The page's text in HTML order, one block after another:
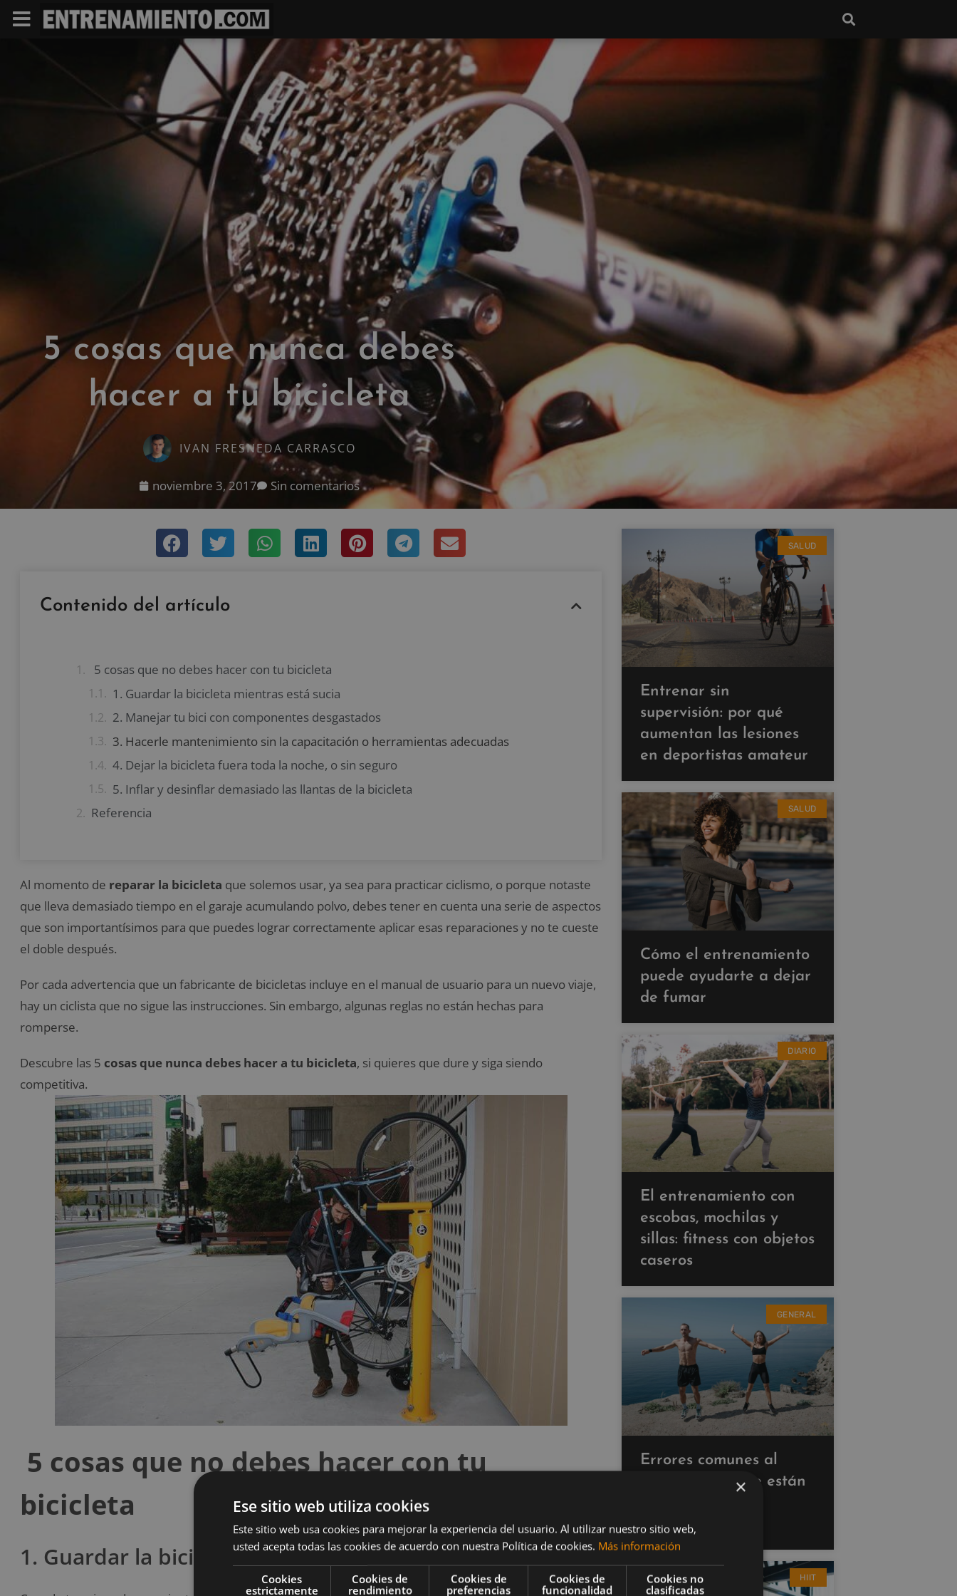
5 cosas que nunca debes
hacer a tu bicicleta
IVAN FRESNEDA CARRASCO
noviembre 3, 2017 Sin comentarios
Contenido del artículo
5 cosas que no debes hacer con tu bicicleta
1. Guardar la bicicleta mientras está sucia
2. Manejar tu bici con componentes desgastados
3. Hacerle mantenimiento sin la capacitación o herramientas adecuadas
4. Dejar la bicicleta fuera toda la noche, o sin seguro
5. Inflar y desinflar demasiado las llantas de la bicicleta
Referencia
Al momento de reparar la bicicleta que solemos usar, ya sea para practicar ciclismo, o porque notaste
que lleva demasiado tiempo en el garaje acumulando polvo, debes tener en cuenta una serie de aspectos
que son importantísimos para que puedes lograr correctamente aplicar esas reparaciones y no te cueste
el doble después.
Por cada advertencia que un fabricante de bicicletas incluye en el manual de usuario para un nuevo viaje,
hay un ciclista que no sigue las instrucciones. Sin embargo, algunas reglas no están hechas para
romperse.
Descubre las 5 cosas que nunca debes hacer a tu bicicleta, si quieres que dure y siga siendo
competitiva.
5 cosas que no debes hacer con tu
bicicleta
1. Guardar la bicicleta mientras está sucia
SALUD
Entrenar sin
supervisión: por qué
aumentan las lesiones
en deportistas amateur
SALUD
Cómo el entrenamiento
puede ayudarte a dejar
de fumar
DIARIO
El entrenamiento con
escobas, mochilas y
sillas: fitness con objetos
caseros
GENERAL
Errores comunes al
hacer cardio que están
resultados
HIIT
×
Ese sitio web utiliza cookies
Este sitio web usa cookies para mejorar la experiencia del usuario. Al utilizar nuestro sitio web,
usted acepta todas las cookies de acuerdo con nuestra Política de cookies. Más información
Cookies
estrictamente
Cookies de
rendimiento
Cookies de
preferencias
Cookies de
funcionalidad
Cookies no
clasificadas